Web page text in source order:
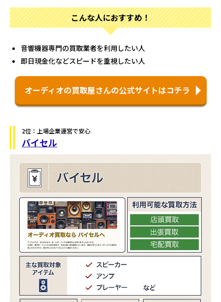
こんな人におすすめ！
音響機器専門の買取業者を利用したい人
即日現金化などスピードを重視したい人
オーディオの買取屋さんの公式サイトはコチラ
2位：上場企業運営で安心
バイセル